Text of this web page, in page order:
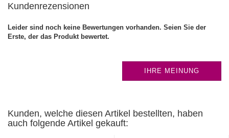
Kundenrezensionen
Leider sind noch keine Bewertungen vorhanden. Seien Sie der
Erste, der das Produkt bewertet.
IHRE MEINUNG
Kunden, welche diesen Artikel bestellten, haben
auch folgende Artikel gekauft: